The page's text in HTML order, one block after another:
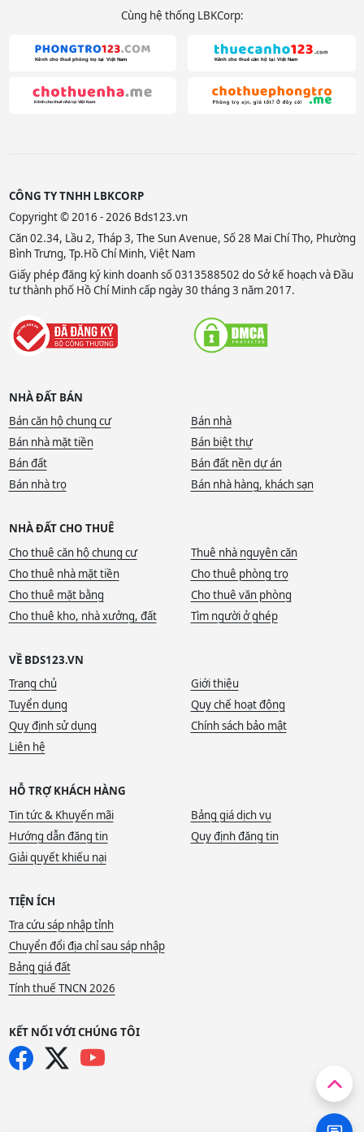
Cùng hệ thống LBKCorp:
CÔNG TY TNHH LBKCORP
Copyright © 2016 - 2026 Bds123.vn
Căn 02.34, Lầu 2, Tháp 3, The Sun Avenue, Số 28 Mai Chí Thọ, Phường
Bình Trưng, Tp.Hồ Chí Minh, Việt Nam
Giấy phép đăng ký kinh doanh số 0313588502 do Sở kế hoạch và Đầu
tư thành phố Hồ Chí Minh cấp ngày 30 tháng 3 năm 2017.
NHÀ ĐẤT BÁN
Bán căn hộ chung cư
Bán nhà
Bán nhà mặt tiền
Bán biệt thự
Bán đất
Bán đất nền dự án
Bán nhà trọ
Bán nhà hàng, khách sạn
NHÀ ĐẤT CHO THUÊ
Cho thuê căn hộ chung cư
Thuê nhà nguyên căn
Cho thuê nhà mặt tiền
Cho thuê phòng trọ
Cho thuê mặt bằng
Cho thuê văn phòng
Cho thuê kho, nhà xưởng, đất
Tìm người ở ghép
VỀ BDS123.VN
Trang chủ
Giới thiệu
Tuyển dụng
Quy chế hoạt động
Quy định sử dụng
Chính sách bảo mật
Liên hệ
HỖ TRỢ KHÁCH HÀNG
Tin tức & Khuyến mãi
Bảng giá dịch vụ
Hướng dẫn đăng tin
Quy định đăng tin
Giải quyết khiếu nại
TIỆN ÍCH
Tra cứu sáp nhập tỉnh
Chuyển đổi địa chỉ sau sáp nhập
Bảng giá đất
Tính thuế TNCN 2026
KẾT NỐI VỚI CHÚNG TÔI